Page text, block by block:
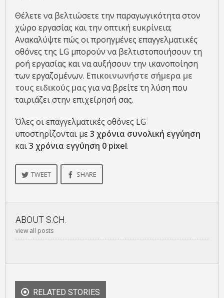
Θέλετε να βελτιώσετε την παραγωγικότητα στον
χώρο εργασίας και την οπτική ευκρίνεια;
Ανακαλύψτε πώς οι προηγμένες επαγγελματικές
οθόνες της LG μπορούν να βελτιστοποιήσουν τη
ροή εργασίας και να αυξήσουν την ικανοποίηση
των εργαζομένων. Επικοινωνήστε σήμερα με
τους ειδικούς μαςγια να βρείτε τη λύση που
ταιριάζει στην επιχείρησή σας.
Όλες οι επαγγελματικές οθόνες LG
υποστηρίζονται με3 χρόνια συνολική εγγύηση
και3 χρόνια εγγύηση 0 pixel.
TWEET SHARE
ABOUT S.CH.
view all posts
RELATED STORIES